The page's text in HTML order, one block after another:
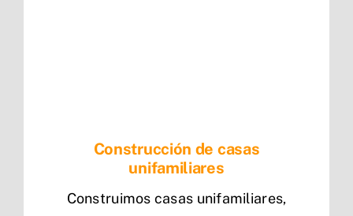
Construcción de casas
unifamiliares
Construimos casas unifamiliares,